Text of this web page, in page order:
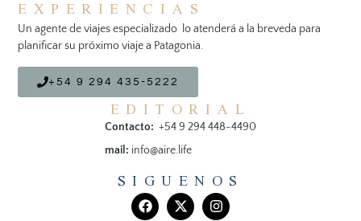
EXPERIENCIAS
Un agente de viajes especializado lo atenderá a la breveda para
planificar su próximo viaje a Patagonia.
+54 9 294 435-5222
EDITORIAL
Contacto: +54 9 294 448-4490
mail: info@aire.life
SIGUENOS